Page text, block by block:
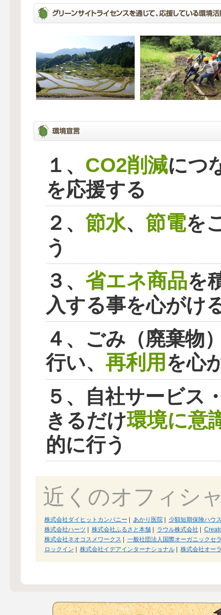
１、 CO2削減につ
を応援する
２、 節水、 節電を
う
３、 省エネ商品を
入する事を心がけ
４、ごみ（廃棄物
行い、 再利用を心
５、自社サービス
きるだけ環境に意
的に行う
近くのオフィシ
株式会社ダイヒットカンパニー あかり医院|
少額短期保険ハウ
株式会社ハーツ
株式会社ふるさと本舗| ラウル株式会社
株式会社ネオコスメワークス
一般社団法人国際オーガニックセ
ロックイン
株式会社イデアインターナショナル| 株式会社オー